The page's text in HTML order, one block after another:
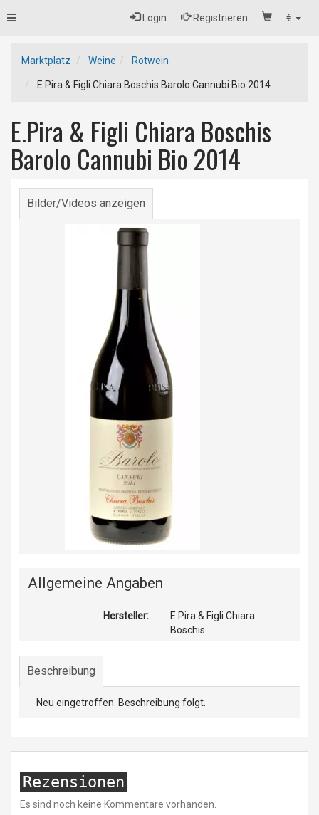
€
Login Registrieren
Toggle
Marktplatz Weine Rotwein
E.Pira & Figli Chiara Boschis Barolo Cannubi Bio 2014
E.Pira & Figli Chiara Boschis
Barolo Cannubi Bio 2014
Bilder/Videos anzeigen
Allgemeine Angaben
Hersteller:
E.Pira & Figli Chiara
Boschis
Beschreibung
Neu eingetroffen. Beschreibung folgt.
Rezensionen
Es sind noch keine Kommentare vorhanden.